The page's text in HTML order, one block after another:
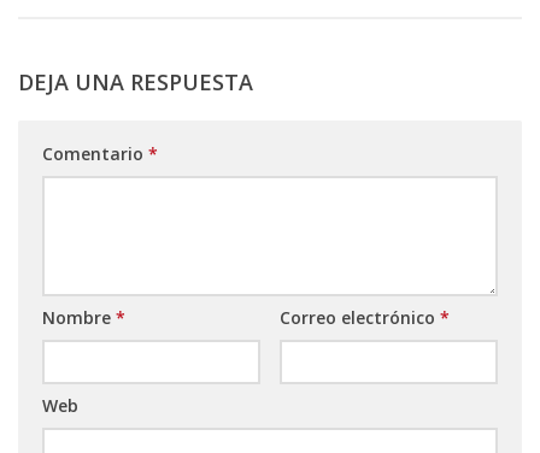
DEJA UNA RESPUESTA
Comentario *
Nombre * Correo electrónico *
Web